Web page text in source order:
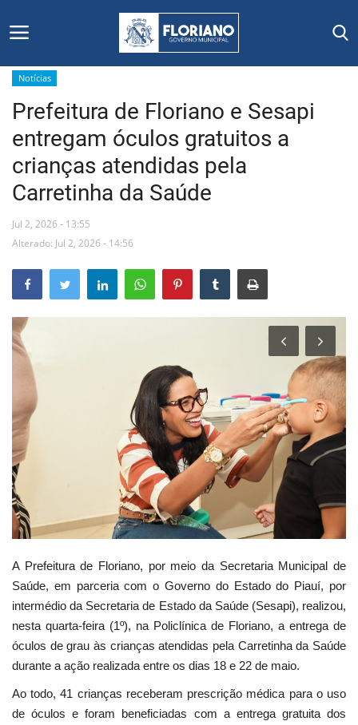
Início
Editais
Floriano
Secretarias e Órgãos
Mural de Licitações
Vídeos
Webmail
Contato
Notícias
Prefeitura de Floriano e Sesapi
entregam óculos gratuitos a
crianças atendidas pela
Carretinha da Saúde
Jul 2, 2026 - 13:55
Alterado: Jul 2, 2026 - 14:56
A Prefeitura de Floriano, por meio da Secretaria Municipal de
Saúde, em parceria com o Governo do Estado do Piauí, por
intermédio da Secretaria de Estado da Saúde (Sesapi), realizou,
nesta quarta-feira (1º), na Policlínica de Floriano, a entrega de
óculos de grau às crianças atendidas pela Carretinha da Saúde
durante a ação realizada entre os dias 18 e 22 de maio.
Ao todo, 41 crianças receberam prescrição médica para o uso
de óculos e foram beneficiadas com a entrega gratuita dos